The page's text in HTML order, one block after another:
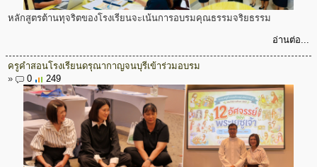
หลักสูตรต้านทุจริตของโรงเรียนจะเน้นการอบรมคุณธรรมจริยธรรม
อ่านต่อ...
ครูคำสอนโรงเรียนดรุณากาญจนบุรีเข้าร่วมอบรม
»
0 249